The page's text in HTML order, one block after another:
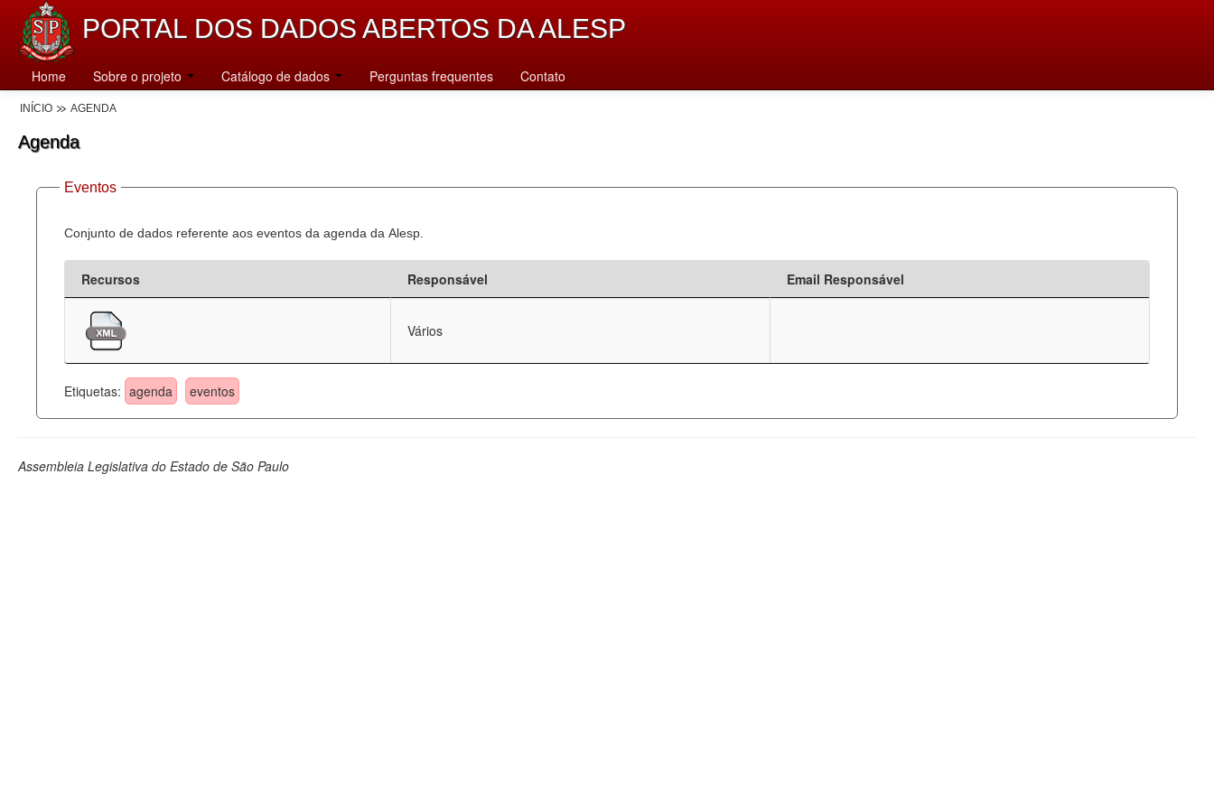
PORTAL DOS DADOS ABERTOS DA ALESP
Home Sobre o projeto Catálogo de dados Perguntas frequentes Contato
INÍCIO AGENDA
Agenda
Eventos
Conjunto de dados referente aos eventos da agenda da Alesp.
Recursos Responsável Email Responsável
Vários
Etiquetas: agenda eventos
Assembleia Legislativa do Estado de São Paulo